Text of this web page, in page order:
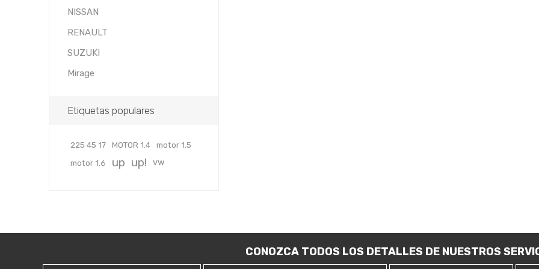
NISSAN
RENAULT
SUZUKI
Mirage
Etiquetas populares
225 45 17 MOTOR 1.4
motor 1.5
motor 1.6
up up! vw
CONOZCA TODOS LOS DETALLES DE NUESTROS